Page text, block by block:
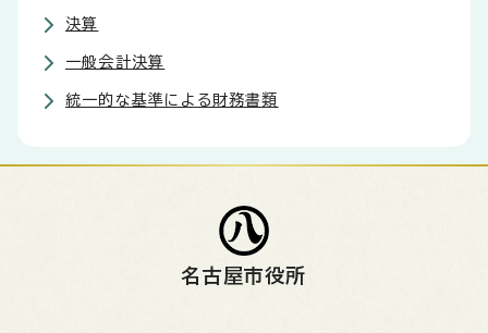
決算
一般会計決算
統一的な基準による財務書類
名古屋市役所